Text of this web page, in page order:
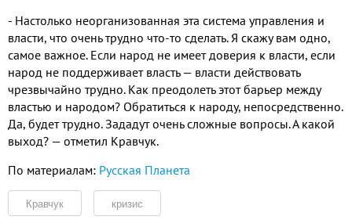
- Настолько неорганизованная эта система управления и
власти, что очень трудно что-то сделать. Я скажу вам одно,
самое важное. Если народ не имеет доверия к власти, если
народ не поддерживает власть — власти действовать
чрезвычайно трудно. Как преодолеть этот барьер между
властью и народом? Обратиться к народу, непосредственно.
Да, будет трудно. Зададут очень сложные вопросы. А какой
выход? — отметил Кравчук.
По материалам: Русская Планета
Кравчук кризис